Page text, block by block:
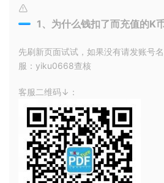
1、为什么钱扣了而充值的K
先刷新页面试试，如果没有请发账号
服：yiku0668查核
客服二维码↓：